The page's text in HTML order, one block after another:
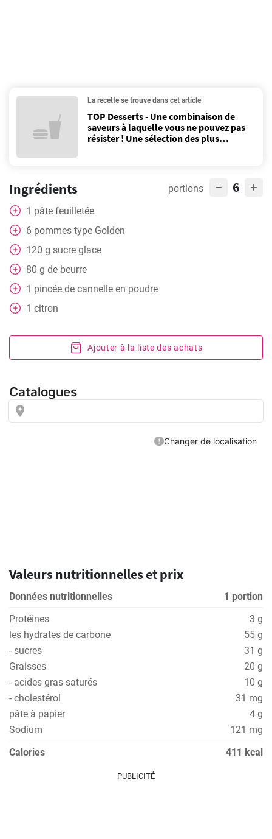
La recette se trouve dans cet article
TOP Desserts - Une combinaison de
saveurs à laquelle vous ne pouvez pas
résister ! Une sélection des plus
Ingrédients portions 6
1 pâte feuilletée
6 pommes type Golden
120 g sucre glace
80 g de beurre
1 pincée de cannelle en poudre
1 citron
Ajouter à la liste des achats
Valeurs nutritionnelles et prix
Données nutritionnelles
1 portion
Protéines
3 g
les hydrates de carbone
55 g
- sucres
31 g
Graisses
20 g
- acides gras saturés
10 g
- cholestérol
31 mg
pâte à papier
4 g
Sodium
121 mg
Calories
411 kcal
PUBLICITÉ